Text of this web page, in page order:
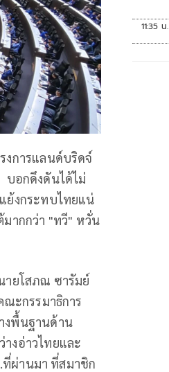
งการแลนด์บริดจ์
บอกดึงดันได้ไม่
ย้งกระทบไทยแน่
มากกว่า "ทวี" หวั่น
ายโสภณ ซารัมย์
ะกรรมาธิการ
งพื้นฐานด้าน
งอ่าวไทยและ
ที่ผ่านมา ที่สมาชิก
11:35 น.